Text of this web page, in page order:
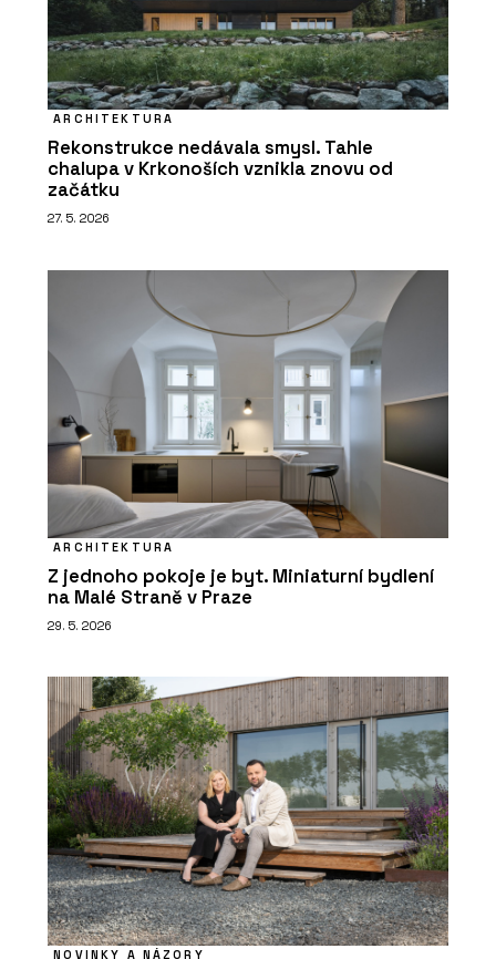
ARCHITEKTURA
Rekonstrukce nedávala smysl. Tahle
chalupa v Krkonoších vznikla znovu od
začátku
27. 5. 2026
ARCHITEKTURA
Z jednoho pokoje je byt. Miniaturní bydlení
na Malé Straně v Praze
29. 5. 2026
NOVINKY A NÁZORY